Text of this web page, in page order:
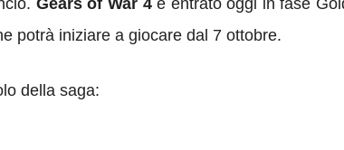
potrà iniziare a giocare dal 7 ottobre.
della saga: